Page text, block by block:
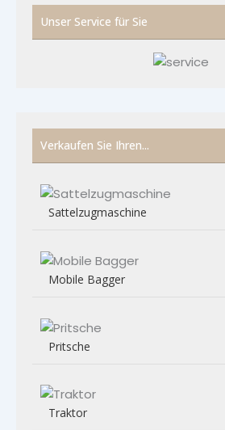
Unser Service für Sie
Verkaufen Sie Ihren...
Sattelzugmaschine
Mobile Bagger
Pritsche
Traktor